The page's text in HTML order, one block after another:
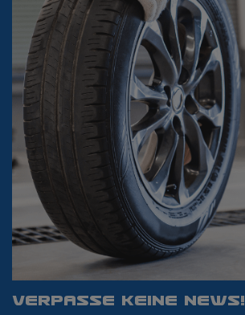
VERPASSE KEINE NEWS!